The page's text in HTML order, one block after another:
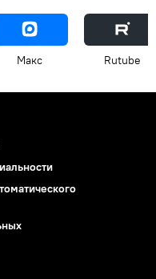
Макс Rutube